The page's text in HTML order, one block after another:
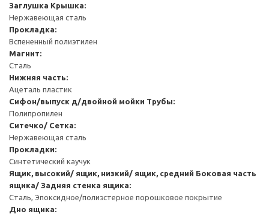
Заглушка Крышка:
Нержавеющая сталь
Прокладка:
Вспененный полиэтилен
Магнит:
Сталь
Нижняя часть:
Ацеталь пластик
Сифон/выпуск д/двойной мойки Трубы:
Полипропилен
Ситечко/ Сетка:
Нержавеющая сталь
Прокладки:
Синтетический каучук
Ящик, высокий/ ящик, низкий/ ящик, средний Боковая часть
ящика/ Задняя стенка ящика:
Сталь, Эпоксидное/полиэстерное порошковое покрытие
Дно ящика: